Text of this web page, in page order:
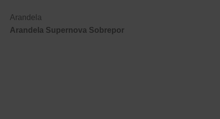
Arandela
Arandela Supernova Sobrepor